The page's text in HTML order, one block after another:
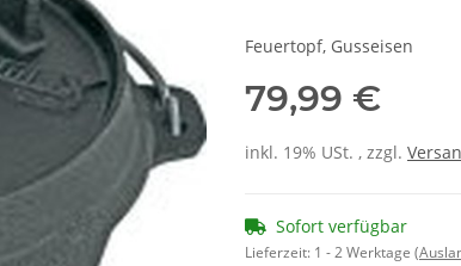
Feuertopf, Gusseisen
79,99 €
inkl. 19% USt. , zzgl.
Sofort verfügbar
Lieferzeit: 1 - 2 Werktage